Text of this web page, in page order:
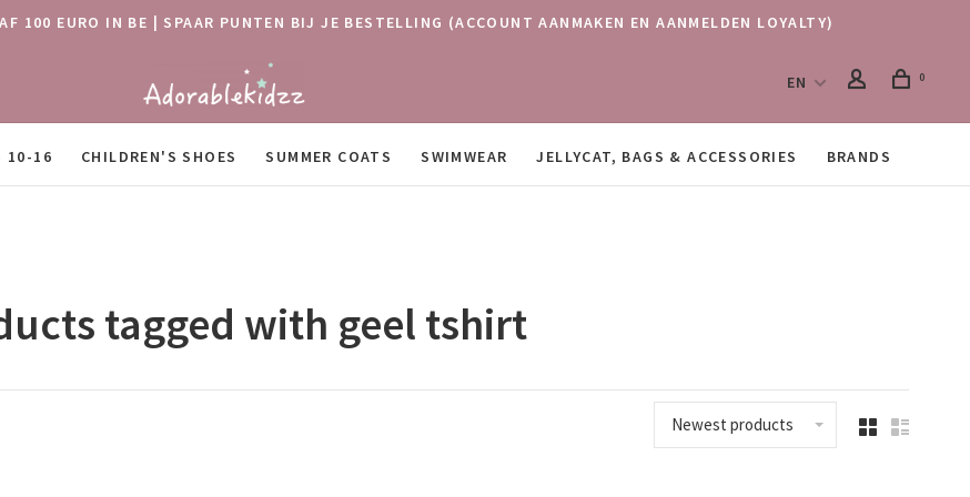
100 EURO IN BE | SPAAR PUNTEN BIJ JE BESTELLING (ACCOUNT AANMAKEN EN AANMELDEN LOYALTY)
EN 0
10-16 CHILDREN'S SHOES SUMMER COATS SWIMWEAR JELLYCAT, BAGS & ACCESSORIES BRANDS
tagged with geel tshirt
Newest products